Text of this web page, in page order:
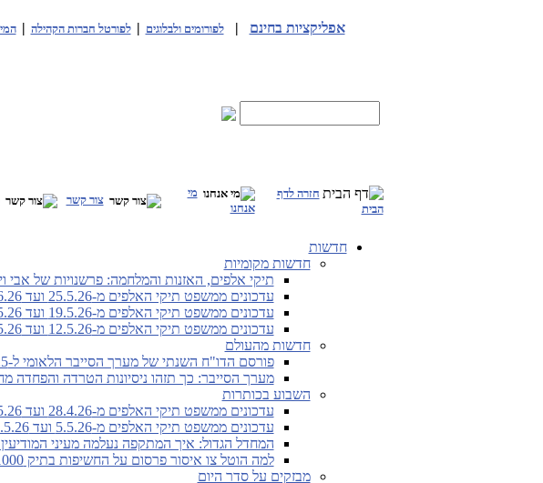
אפליקציות בחינם | לפורומים ולבלוגים | לפורטל חברות הקהילה |
חזרה לדף
הבית
מי
אנחנו
צור קשר
חדשות
חדשות מקומיות
תיקי אלפים, האזנות והמלחמה: פרשנויות של אבי וייס
עדכונים ממשפט תיקי האלפים מ-25.5.26 ועד 26.6.26
עדכונים ממשפט תיקי האלפים מ-19.5.26 ועד 24.5.26
עדכונים ממשפט תיקי האלפים מ-12.5.26 ועד 18.5.26
חדשות מהעולם
פורסם הדו"ח השנתי של מערך הסייבר הלאומי ל-2025
מערך הסייבר: כך תזהו ניסיונות הטרדה והפחדה
השבוע בכותרות
עדכונים ממשפט תיקי האלפים מ-28.4.26 ועד 4.5.26
עדכונים ממשפט תיקי האלפים מ-5.5.26 ועד 11.5.26
המחדל הגדול: איך המתקפה נעלמה מעיני המודיעין
למה הוטל צו איסור פרסום על החשיפות בתיק 1000? כדי לחסום האמת!
מבזקים על סדר היום